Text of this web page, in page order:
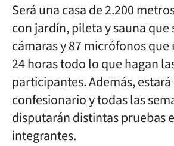
Será una casa de 2.200
con jardín, pileta y sauna que
cámaras y 87 micrófonos
24 horas todo lo que hagan
participantes. Además,
confesionario y todas las
disputarán distintas pruebas
integrantes.